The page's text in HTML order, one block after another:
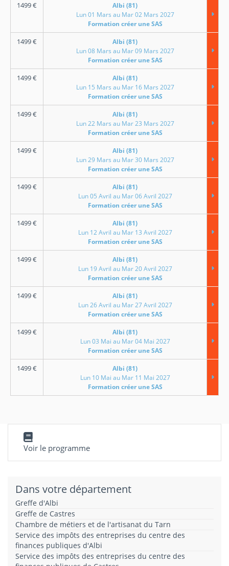
1499€
Albi (81)
Lun 01 Mars au Mar 02 Mars 2027
Formation créer une SAS
1499€
Albi (81)
Lun 08 Mars au Mar 09 Mars 2027
Formation créer une SAS
1499€
Albi (81)
Lun 15 Mars au Mar 16 Mars 2027
Formation créer une SAS
1499€
Albi (81)
Lun 22 Mars au Mar 23 Mars 2027
Formation créer une SAS
1499€
Albi (81)
Lun 29 Mars au Mar 30 Mars 2027
Formation créer une SAS
1499€
Albi (81)
Lun 05 Avril au Mar 06 Avril 2027
Formation créer une SAS
1499€
Albi (81)
Lun 12 Avril au Mar 13 Avril 2027
Formation créer une SAS
1499€
Albi (81)
Lun 19 Avril au Mar 20 Avril 2027
Formation créer une SAS
1499€
Albi (81)
Lun 26 Avril au Mar 27 Avril 2027
Formation créer une SAS
1499€
Albi (81)
Lun 03 Mai au Mar 04 Mai 2027
Formation créer une SAS
1499€
Albi (81)
Lun 10 Mai au Mar 11 Mai 2027
Formation créer une SAS
Voir le programme
Dans votre département
Greffe d'Albi
Greffe de Castres
Chambre de métiers et de l'artisanat du Tarn
Service des impôts des entreprises du centre des
finances publiques d'Albi
Service des impôts des entreprises du centre des